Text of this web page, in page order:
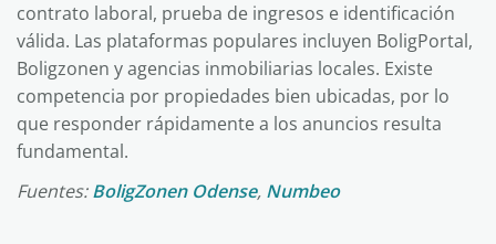
contrato laboral, prueba de ingresos e identificación
válida. Las plataformas populares incluyen BoligPortal,
Boligzonen y agencias inmobiliarias locales. Existe
competencia por propiedades bien ubicadas, por lo
que responder rápidamente a los anuncios resulta
fundamental.
Fuentes:BoligZonen Odense, Numbeo